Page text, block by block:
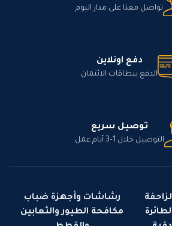
تواصل معنا على مدار اليوم
دفع اونلاين
الدفع ببطاقات الائتمان
توصيل سريع
التوصيل خلال 1–3 أيام عمل
رشاشات وأجهزة ضباب
مكافحة الطيور والثعابين